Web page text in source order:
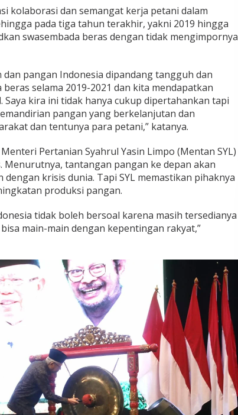
kolaborasi dan semangat kerja petani dalam
pada tiga tahun terakhir, yakni 2019 hingga
swasembada beras dengan tidak mengimpornya
pangan Indonesia dipandang tangguh dan
selama 2019-2021 dan kita mendapatkan
kira ini tidak hanya cukup dipertahankan tapi
pangan yang berkelanjutan dan
dan tentunya para petani,” katanya.
Pertanian Syahrul Yasin Limpo (Mentan SYL)
Menurutnya, tantangan pangan ke depan akan
krisis dunia. Tapi SYL memastikan pihaknya
produksi pangan.
tidak boleh bersoal karena masih tersedianya
main-main dengan kepentingan rakyat,”